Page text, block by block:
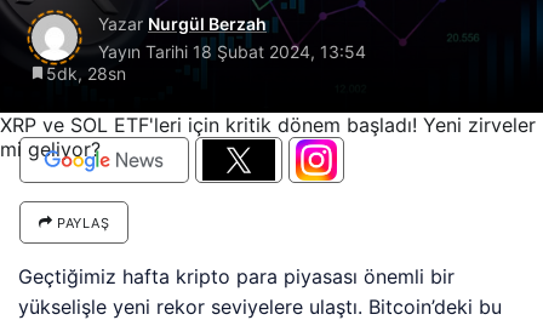
XRP ve SOL ETF'leri için kritik dönem başladı! Yeni zirveler
mi geliyor?
Yazar Nurgül Berzah
Yayın Tarihi 18 Şubat 2024, 13:54
5dk, 28sn
PAYLAŞ
Geçtiğimiz hafta kripto para piyasası önemli bir
yükselişle yeni rekor seviyelere ulaştı. Bitcoin’deki bu